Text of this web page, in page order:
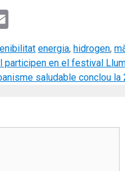
Tags
energia, hidrogen,
participen en el festival
saludable conclou